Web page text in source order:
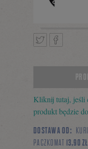
się
na
Kliknij tutaj, jeśli
produkt będzie
DOSTAWA OD:
PACZKOMAT 13,90 ZŁ